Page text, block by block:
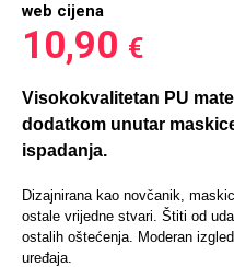
web cijena
10,90 €
Visokokvalitetan PU
dodatkom unutar
ispadanja.
Dizajnirana kao novčanik,
ostale vrijedne stvari. Štiti od
ostalih oštećenja. Moderan
uređaja.
Gym
Sleng
Spigen maskice
Univerzalne futrole i
maskice